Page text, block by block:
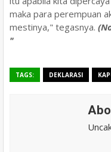
maka para perempuan
mestinya," tegasnya.
"
TAGS: DEKLARASI